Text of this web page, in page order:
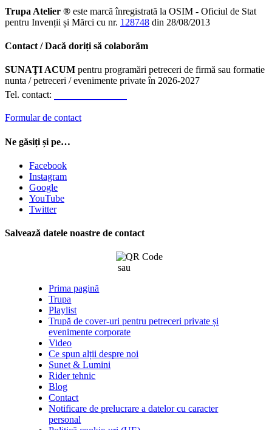
Trupa Atelier ® este marcă înregistrată la OSIM - Oficiul de Stat
pentru Invenții și Mărci cu nr. 128748 din 28/08/2013
Contact / Dacă doriți să colaborăm
SUNAŢI ACUM pentru programări petreceri de firmă sau formatie
nunta / petreceri / evenimente private în 2026-2027
Tel. contact:
Formular de contact
Ne găsiți și pe…
Facebook
Instagram
Google
YouTube
Twitter
Salvează datele noastre de contact
sau
Prima pagină
Trupa
Playlist
Trupă de cover-uri pentru petreceri private și
evenimente corporate
Video
Ce spun alții despre noi
Sunet & Lumini
Rider tehnic
Blog
Contact
Notificare de prelucrare a datelor cu caracter
personal